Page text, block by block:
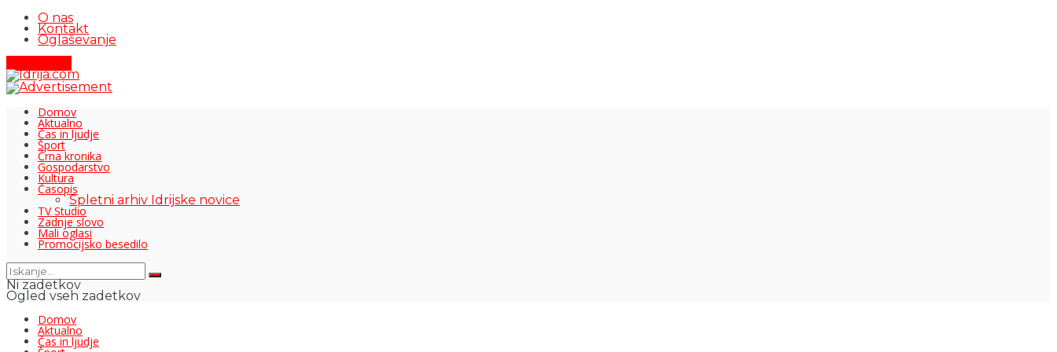
O nas
Kontakt
Oglaševanje
Domov
Aktualno
Čas in ljudje
Šport
Črna kronika
Gospodarstvo
Kultura
Časopis
Spletni arhiv Idrijske novice
TV Studio
Zadnje slovo
Mali oglasi
Promocijsko besedilo
Ni zadetkov
Ogled vseh zadetkov
Domov
Aktualno
Čas in ljudje